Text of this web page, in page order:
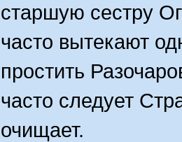
старшую сестру
часто вытекают
простить
часто следует
очищает.